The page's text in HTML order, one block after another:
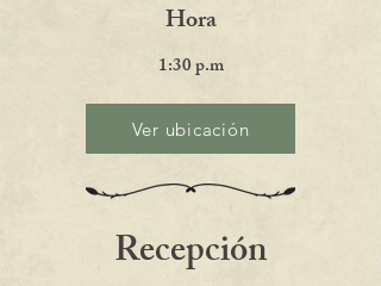
Hora
1:30 p.m
Ver ubicación
Recepción